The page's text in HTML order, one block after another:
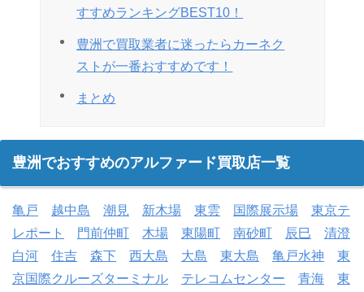
すすめランキングBEST10！
豊洲で買取業者に迷ったらカーネク
ストが一番おすすめです！
まとめ
豊洲でおすすめのアルファード買取店一覧
亀戸 越中島 潮見 新木場 東雲 国際展示場
東京テ
レポート
門前仲町 木場 東陽町 南砂町 辰巳
清澄
白河
住吉 森下 西大島 大島 東大島 亀戸水神
東
京国際クルーズターミナル
テレコムセンター 青海
東